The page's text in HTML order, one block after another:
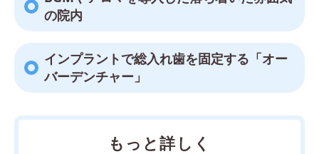
の院内
インプラントで総入れ歯を固定する「オー
バーデンチャー」
もっと詳しく